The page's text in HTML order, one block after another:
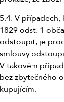
5.4. V případech,
1829 odst. 1
odstoupit, je
smlouvy
V takovém
bez zbytečného
kupujícím.